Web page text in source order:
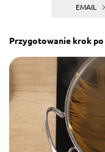
EMAIL
Przygotowanie krok